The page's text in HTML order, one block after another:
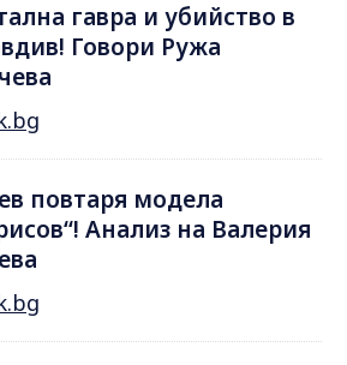
гавра и убийство в
Говори Ружа
повтаря модела
Анализ на Валерия